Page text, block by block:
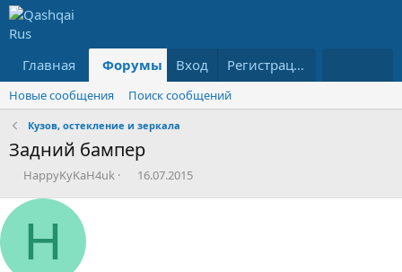
Главная Форумы Что нового?
Вход Регистрация
Новые сообщения Поиск сообщений
Кузов, остекление и зеркала
Задний бампер
А
т
о
HappyKyKaH4uk
Д
16.07.2015
H